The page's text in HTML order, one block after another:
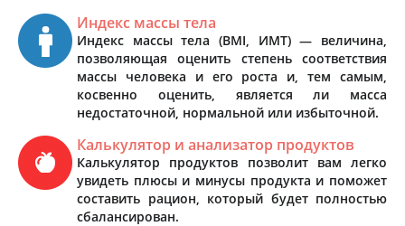
Индекс массы тела
Индекс массы тела (BMI, ИМТ) — величина,
позволяющая оценить степень соответствия
массы человека и его роста и, тем самым,
косвенно оценить, является ли масса
недостаточной, нормальной или избыточной.
Калькулятор и анализатор продуктов
Калькулятор продуктов позволит вам легко
увидеть плюсы и минусы продукта и поможет
составить рацион, который будет полностью
сбалансирован.